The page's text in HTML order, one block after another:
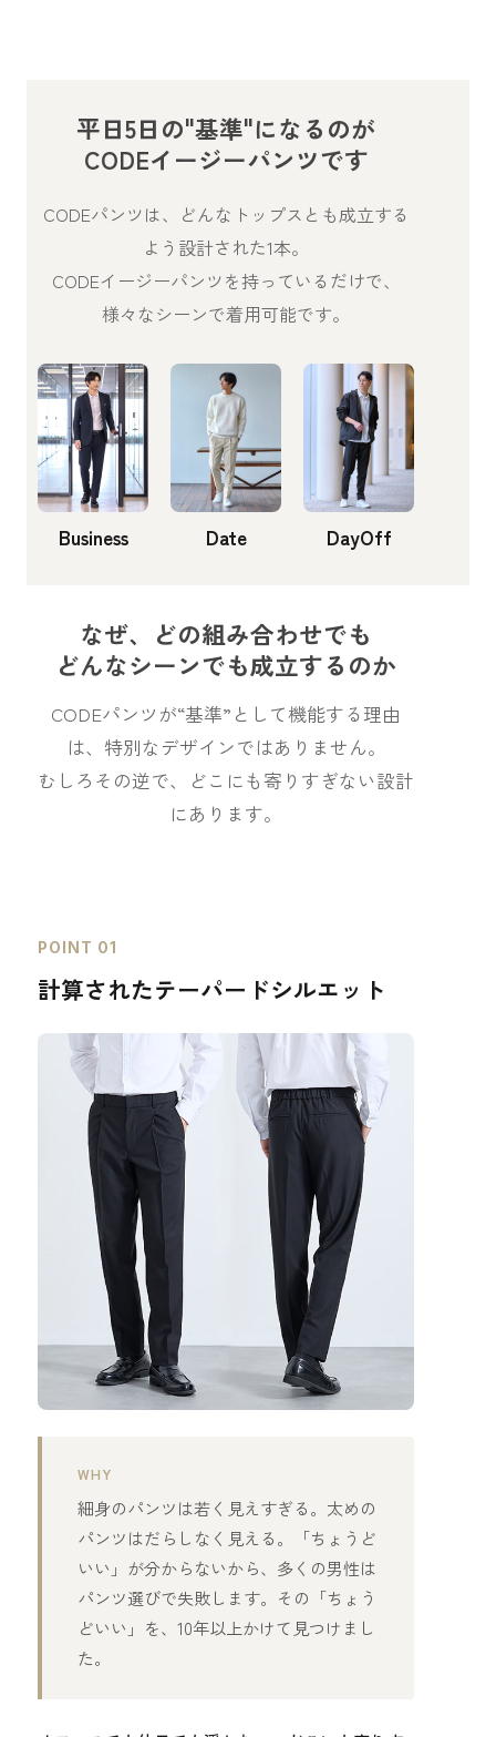
平日5日の"基準"になるのが
CODEイージーパンツです
CODEパンツは、どんなトップスとも成立する
よう設計された1本。
CODEイージーパンツを持っているだけで、
様々なシーンで着用可能です。
Business Date DayOff
なぜ、どの組み合わせでも
どんなシーンでも成立するのか
CODEパンツが“基準”として機能する理由
は、特別なデザインではありません。
むしろその逆で、どこにも寄りすぎない設計
にあります。
POINT 01
計算されたテーパードシルエット
WHY
細身のパンツは若く見えすぎる。太めの
パンツはだらしなく見える。「ちょうど
いい」が分からないから、多くの男性は
パンツ選びで失敗します。その「ちょう
どいい」を、10年以上かけて見つけまし
た。